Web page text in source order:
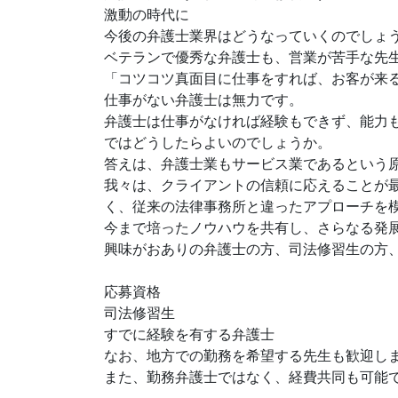
激動の時代に
今後の弁護士業界はどうなっていくのでし
ベテランで優秀な弁護士も、営業が苦手な先
「コツコツ真面目に仕事をすれば、お客が
仕事がない弁護士は無力です。
弁護士は仕事がなければ経験もできず、能力
ではどうしたらよいのでしょうか。
答えは、弁護士業もサービス業であるという
我々は、クライアントの信頼に応えること
く、従来の法律事務所と違ったアプローチを
今まで培ったノウハウを共有し、さらなる発
興味がおありの弁護士の方、司法修習生の
応募資格
司法修習生
すでに経験を有する弁護士
なお、地方での勤務を希望する先生も歓迎し
また、勤務弁護士ではなく、経費共同も可能